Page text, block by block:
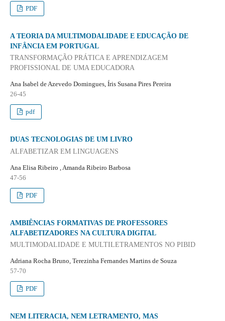
PDF
A TEORIA DA MULTIMODALIDADE E EDUCAÇÃO DE
INFÂNCIA EM PORTUGAL
TRANSFORMAÇÃO PRÁTICA E APRENDIZAGEM
PROFISSIONAL DE UMA EDUCADORA
Ana Isabel de Azevedo Domingues, Íris Susana Pires Pereira
26-45
pdf
DUAS TECNOLOGIAS DE UM LIVRO
ALFABETIZAR EM LINGUAGENS
Ana Elisa Ribeiro , Amanda Ribeiro Barbosa
47-56
PDF
AMBIÊNCIAS FORMATIVAS DE PROFESSORES
ALFABETIZADORES NA CULTURA DIGITAL
MULTIMODALIDADE E MULTILETRAMENTOS NO PIBID
Adriana Rocha Bruno, Terezinha Fernandes Martins de Souza
57-70
PDF
NEM LITERACIA, NEM LETRAMENTO, MAS